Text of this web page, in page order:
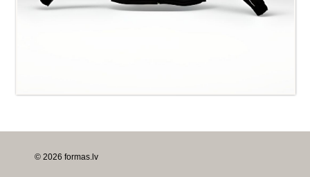
© 2026 formas.lv